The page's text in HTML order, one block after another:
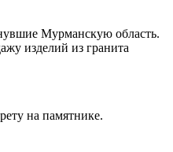
Мурманскую область.
изделий из гранита
на памятнике.